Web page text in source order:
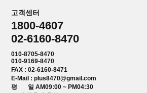
고객센터
1800-4607
02-6160-8470
010-8705-8470
010-9169-8470
FAX : 02-6160-8471
E-Mail : plus8470@gmail.com
평 일 AM09:00 ~ PM04:30